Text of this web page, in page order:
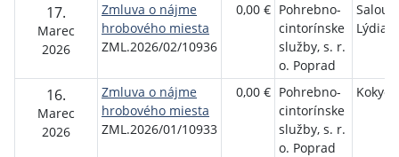
17.
Marec
2026
Zmluva o nájme
hrobového miesta
ZML.2026/02/10936
0,00 € Pohrebno-
cintorínske
služby, s. r.
o. Poprad
Lýdia
16.
Marec
2026
Zmluva o nájme
hrobového miesta
ZML.2026/01/10933
0,00 € Pohrebno-
cintorínske
služby, s. r.
o. Poprad